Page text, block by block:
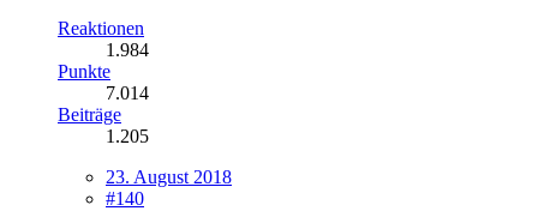
Reaktionen
1.984
Punkte
7.014
Beiträge
1.205
23. August 2018
#140